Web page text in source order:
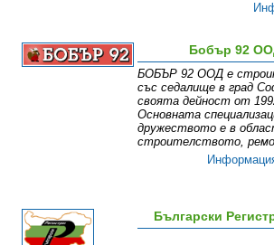
Бобър 92
БОБЪР 92 ООД е
със седалище в град
своята дейност от
Основната
дружеството е в
строителството,
Български